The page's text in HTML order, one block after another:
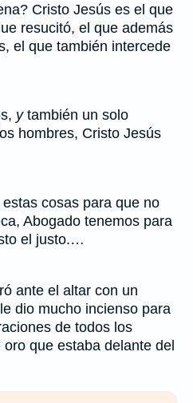
Cristo Jesús es el que
resucitó, el que además
el que también intercede
ytambién un solo
hombres, Cristo Jesús
cosas para que no
Abogado tenemos para
el justo.…
ante el altar con un
dio mucho incienso para
de todos los
que estaba delante del